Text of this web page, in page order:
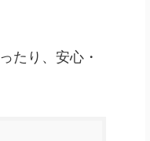
たり、安心・